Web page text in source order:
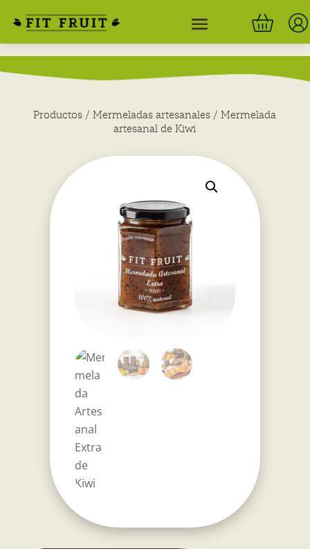
Productos /Mermeladas artesanales / Mermelada
artesanal de Kiwi